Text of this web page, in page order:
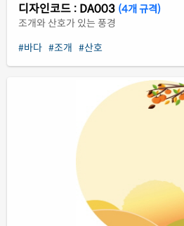
디자인코드 : DA003 (4개 규격)
조개와 산호가 있는 풍경
#바다 #조개 #산호